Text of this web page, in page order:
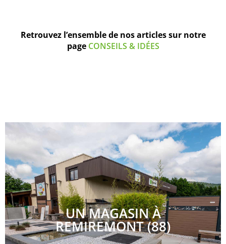
Retrouvez l’ensemble de nos articles sur notre
page CONSEILS & IDÉES
UN MAGASIN À
REMIREMONT (88)